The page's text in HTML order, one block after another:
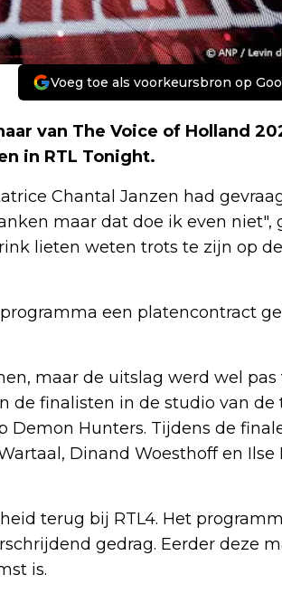
Voeg toe als voorkeursbron op
van The Voice of Holland
in RTL Tonight.
Chantal Janzen had
maar dat doe ik even niet",
lieten weten trots te zijn op
een platencontract
maar de uitslag werd wel pas
de finalisten in de studio van de
Hunters. Tijdens de
Dinand Woesthoff en Ilse
terug bij RTL4. Het
gedrag. Eerder deze
is.